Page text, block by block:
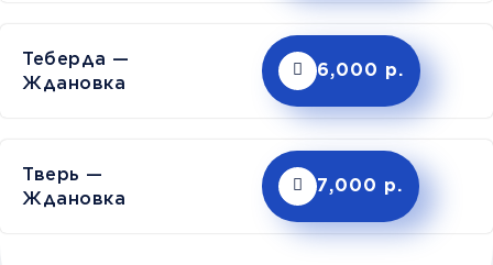
Теберда —
Ждановка
6,000 р.
Тверь —
Ждановка
7,000 р.